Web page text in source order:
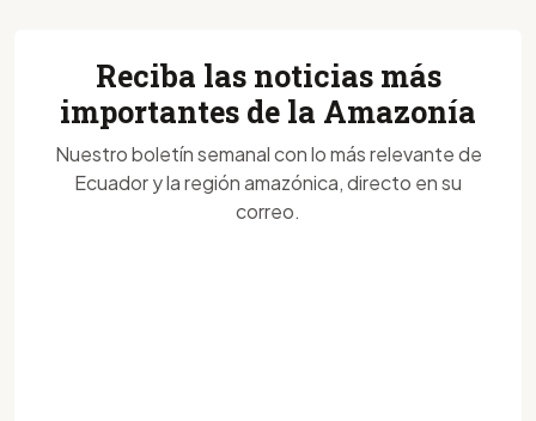
Reciba las noticias más
importantes de la Amazonía
Nuestro boletín semanal con lo más relevante de
Ecuador y la región amazónica, directo en su
correo.